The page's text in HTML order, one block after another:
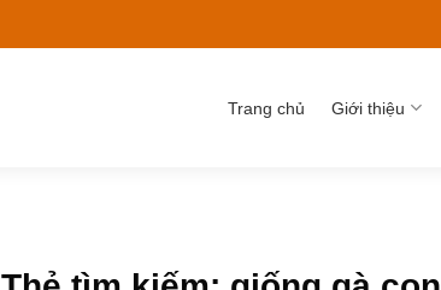
Trang chủ Giới thiệu